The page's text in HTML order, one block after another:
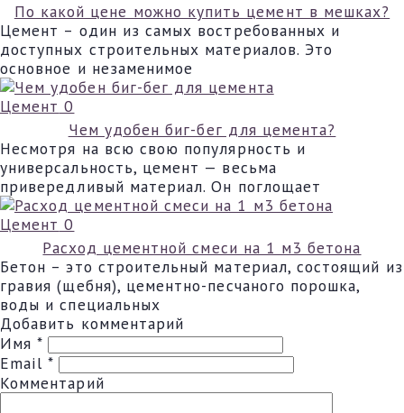
По какой цене можно купить цемент в мешках?
Цемент – один из самых востребованных и
доступных строительных материалов. Это
основное и незаменимое
Цемент 0
Чем удобен биг-бег для цемента?
Несмотря на всю свою популярность и
универсальность, цемент — весьма
привередливый материал. Он поглощает
Цемент 0
Расход цементной смеси на 1 м3 бетона
Бетон – это строительный материал, состоящий из
гравия (щебня), цементно-песчаного порошка,
воды и специальных
Добавить комментарий
Имя*
Email*
Комментарий